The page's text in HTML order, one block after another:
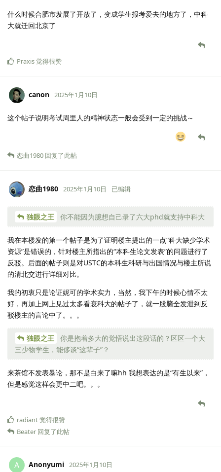
什么时候合肥市发展了开放了，变成学生报考爱去的地方了，中科
大就迁回北京了
Praxis觉得很赞
canon 2025年1月10日
这个帖子说明考试周里人的精神状态一般会受到一定的挑战～
恋曲1980 回复了此帖
恋曲1980 2025年1月10日 已编辑
独眼之王 你不能因为臆想自己录了六大phd就支持中科大
我在本楼发的第一个帖子是为了证明楼主提出的一点“科大缺少学术
资源”是错误的，针对楼主所指出的“本科生论文发表”的问题进行了
反驳。后面的帖子则是对USTC的本科生科研与出国情况与楼主所说
的清北交进行详细对比。
我的初衷只是论证妮可的学术实力，当然，我下午的时候心情不太
好，再加上网上见过太多看衰科大的帖子了，就一股脑全发泄到反
驳楼主的言论中了。。。
独眼之王
你是抱着多大的觉悟说出这段话的？区区一个大
三少物学生，能侈谈“这辈子”？
来茶馆不发表暴论，那不是白来了嘛hh 我想表达的是“有生以来”，
但是感觉这样会更中二吧。。。
radiant觉得很赞
Beater 回复了此帖
A Anonyumi 2025年1月10日